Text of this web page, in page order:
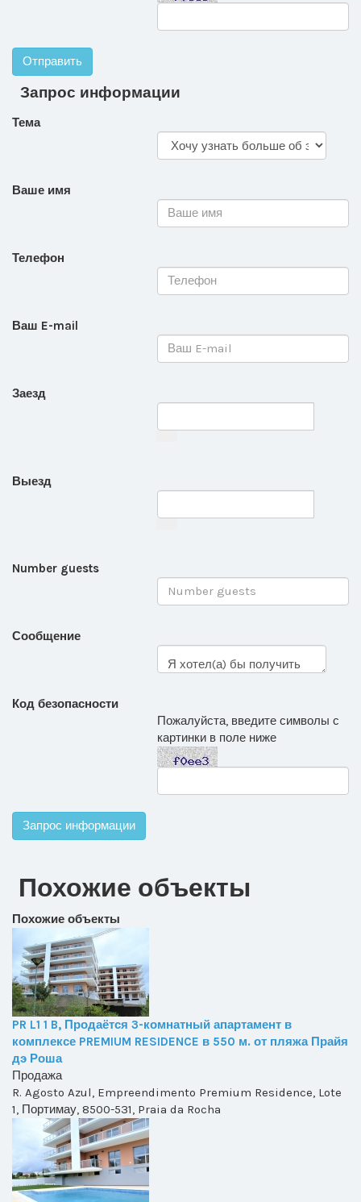
Запрос информации
Тема
Ваше имя
Телефон
Ваш E-mail
Заезд
Выезд
Number guests
Сообщение
Код безопасности
Пожалуйста, введите символы с
картинки в поле ниже
Похожие объекты
Похожие объекты
PR L1 1 B, Продаётся 3-комнатный апартамент в
комплексе PREMIUM RESIDENCE в 550 м. от пляжа Прайя
дэ Роша
Продажа
R. Agosto Azul, Empreendimento Premium Residence, Lote
1, Портимау, 8500-531, Praia da Rocha